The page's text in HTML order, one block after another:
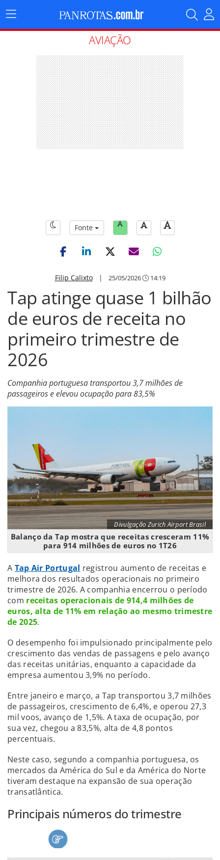
Menu
Principal
AVIAÇÃO
Fonte
Filip Calixto| 25/05/2026 14:19
Tap atinge quase 1 bilhão
de euros de receita no
primeiro trimestre de
2026
Companhia portuguesa transportou 3,7 milhões de
passageiros e elevou ocupação para 83,5%
Divulgação Zurich Airport Brasil
Balanço da Tap mostra que receitas cresceram 11%
para 914 milhões de euros no 1T26
A Tap Air Portugal registrou aumento de receitas e
melhora dos resultados operacionais no primeiro
trimestre de 2026. A companhia encerrou o período
com receitas operacionais de 914,4 milhões de
euros, alta de 11% em relação ao mesmo trimestre
de 2025.
O desempenho foi impulsionado principalmente pelo
crescimento das vendas de passagens e pelo avanço
das receitas unitárias, enquanto a capacidade da
empresa aumentou 3,9% no período.
Entre janeiro e março, a Tap transportou 3,7 milhões
de passageiros, crescimento de 6,4%, e operou 27,3
mil voos, avanço de 1,5%. A taxa de ocupação, por
sua vez, chegou a 83,5%, alta de 4,8 pontos
percentuais.
Neste caso, segundo a companhia portuguesa, os
mercados da América do Sul e da América do Norte
tiveram destaque na expansão de sua operação
transatlântica.
Principais números do trimestre